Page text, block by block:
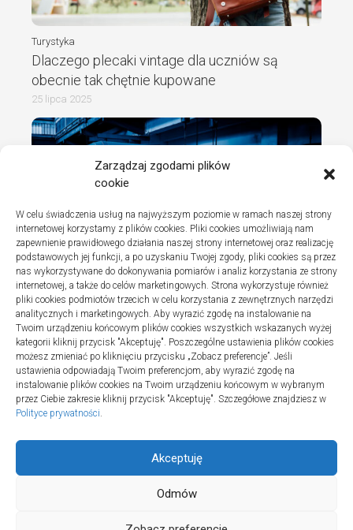
Zarządzaj zgodami plików
cookie
W celu świadczenia usług na najwyższym poziomie w ramach naszej strony
internetowej korzystamy z plików cookies. Pliki cookies umożliwiają nam
zapewnienie prawidłowego działania naszej strony internetowej oraz realizację
podstawowych jej funkcji, a po uzyskaniu Twojej zgody, pliki cookies są przez
nas wykorzystywane do dokonywania pomiarów i analiz korzystania ze strony
internetowej, a także do celów marketingowych. Strona wykorzystuje również
pliki cookies podmiotów trzecich w celu korzystania z zewnętrznych narzędzi
analitycznych i marketingowych. Aby wyrazić zgodę na instalowanie na
Twoim urządzeniu końcowym plików cookies wszystkich wskazanych wyżej
kategorii kliknij przycisk "Akceptuję". Poszczególne ustawienia plików cookies
możesz zmieniać po kliknięciu przycisku „Zobacz preferencje”. Jeśli
ustawienia odpowiadają Twoim preferencjom, aby wyrazić zgodę na
instalowanie plików cookies na Twoim urządzeniu końcowym w wybranym
przez Ciebie zakresie kliknij przycisk "Akceptuję". Szczegółowe znajdziesz w
Polityce prywatności.
Akceptuję
Odmów
Turystyka
Dlaczego plecaki vintage dla uczniów są
obecnie tak chętnie kupowane
25 lipca 2025
Turystyka
Jak wybrać dobrą firmę do instalacji
sanitarnych w szpitalach
20 lipca 2025